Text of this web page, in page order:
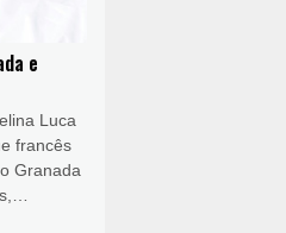
e
Luca
francês
Granada